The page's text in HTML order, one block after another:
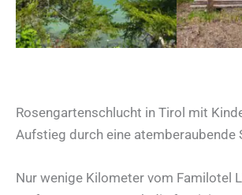
Rosengartenschlucht in Tirol mit
Aufstieg durch eine atemberaubende
Nur wenige Kilometer vom Familotel